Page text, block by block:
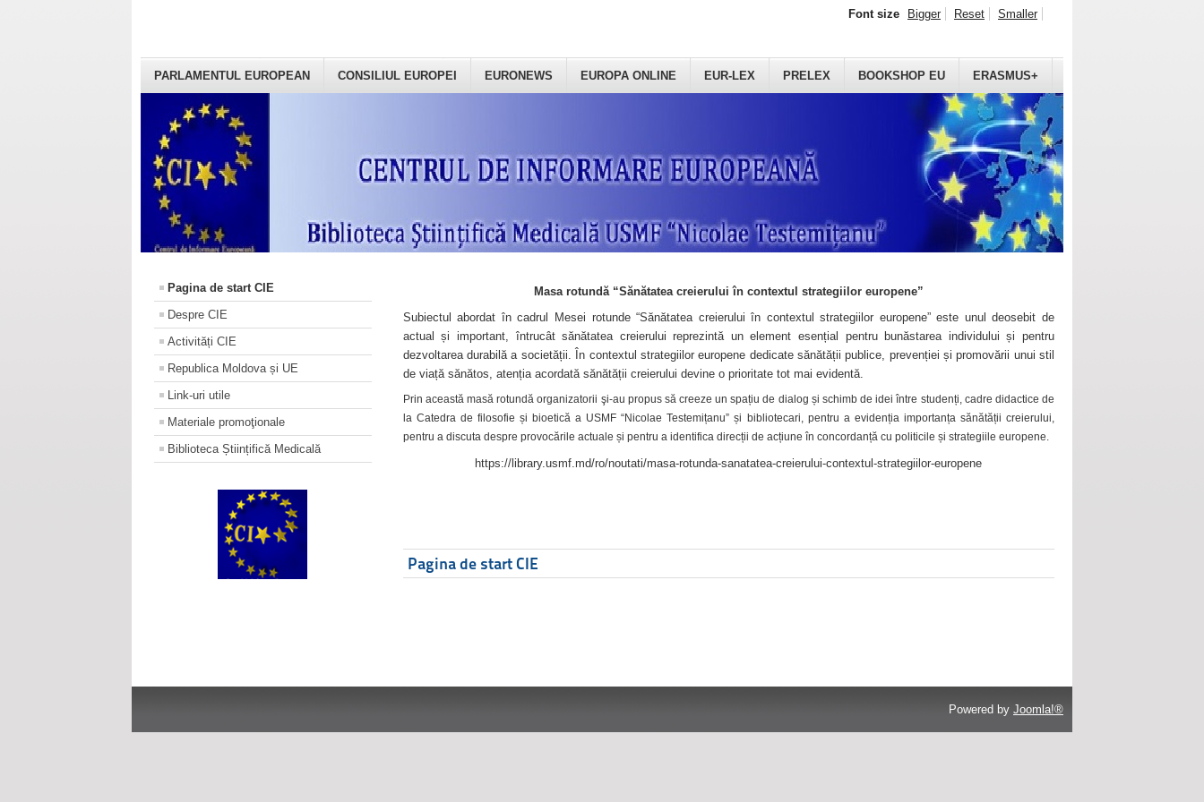
PARLAMENTUL EUROPEAN CONSILIUL EUROPEI EURONEWS EUROPA ONLINE EUR-LEX PRELEX BOOKSHOP EU ERASMUS+
Font size Bigger Reset Smaller
Pagina de start CIE
Despre CIE
Activități CIE
Republica Moldova și UE
Link-uri utile
Materiale promoţionale
Biblioteca Științifică Medicală
Masa rotundă “Sănătatea creierului în contextul strategiilor europene”
Subiectul abordat în cadrul Mesei rotunde “Sănătatea creierului în contextul strategiilor europene” este unul deosebit de
actual și important, întrucât sănătatea creierului reprezintă un element esențial pentru bunăstarea individului și pentru
dezvoltarea durabilă a societății. În contextul strategiilor europene dedicate sănătății publice, prevenției și promovării unui stil
de viață sănătos, atenția acordată sănătății creierului devine o prioritate tot mai evidentă.
Prin această masă rotundă organizatorii şi-au propus să creeze un spațiu de dialog și schimb de idei între studenți, cadre didactice de
la Catedra de filosofie și bioetică a USMF “Nicolae Testemițanu” și bibliotecari, pentru a evidenția importanța sănătății creierului,
pentru a discuta despre provocările actuale și pentru a identifica direcții de acțiune în concordanță cu politicile și strategiile europene.
https://library.usmf.md/ro/noutati/masa-rotunda-sanatatea-creierului-contextul-strategiilor-europene
Pagina de start CIE
Powered by Joomla!®